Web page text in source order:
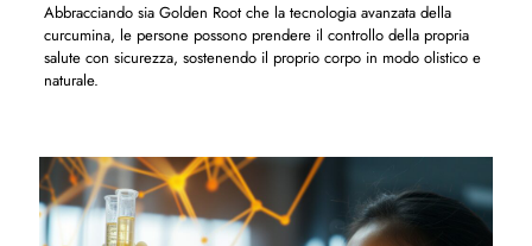
Abbracciando sia Golden Root che la tecnologia avanzata della
curcumina, le persone possono prendere il controllo della propria
salute con sicurezza, sostenendo il proprio corpo in modo olistico e
naturale.